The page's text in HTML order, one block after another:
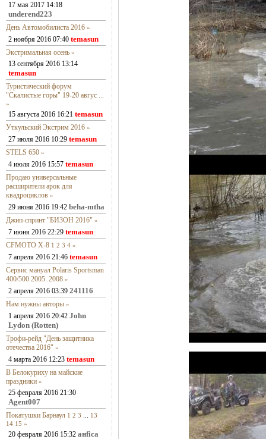
17 мая 2017 14:18
underend223
День Автомобилиста 2016 »
2 ноября 2016 07:40 temasun
Экстримальная осень »
13 сентября 2016 13:14
temasun
Туристический форум
"Скалистые горы" 19-20 авгус ...
»
15 августа 2016 16:21 temasun
Уткульский Экстрим 2016 »
27 июля 2016 10:29 temasun
STELS 650 »
4 июля 2016 15:57 temasun
Продаю универсальные
расширители арок для
квадроциклов »
29 июня 2016 19:42 beha-mtha
Джип-спринт "БИЗОН 2016" »
7 июня 2016 22:29 temasun
CFMOTO X-8 1 2 3 4 »
7 апреля 2016 21:46 temasun
Сервис мануал Polaris Sportsman
400/500 2005..2008 »
2 апреля 2016 03:39 241116
Нам нужны авторы »
1 апреля 2016 20:42 John
Lydon (Rotten)
Трофи-рейд "День защитника
отечества 2016" »
4 марта 2016 12:23 temasun
В Белокуриху на майские
праздники »
25 февраля 2016 21:30
Agent007
Покатушки Барнаул 1 2 3
13
14 15 »
20 февраля 2016 15:32 анfiса